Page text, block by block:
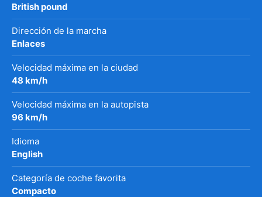
British pound
Dirección de la marcha
Enlaces
Velocidad máxima en la ciudad
48 km/h
Velocidad máxima en la autopista
96 km/h
Idioma
English
Categoría de coche favorita
Compacto